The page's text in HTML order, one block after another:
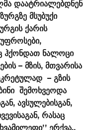
დაატრიალებდნენ
მსუბუქი
ქარის
ჰქონდათ ნალოცი
– მზის, მთვარისა
– გზის
შემოხვეოდა
ავსულებისგან,
რასაც
ერქვა..